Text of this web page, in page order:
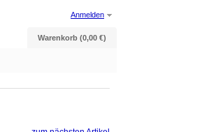
Warenkorb (0,00 €)
Anmelden